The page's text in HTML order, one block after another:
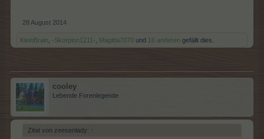
28 August 2014
KleinBrain -Skorpion1211- Magitta7070 und 16 anderen gefällt dies.
cooley
Lebende Forenlegende
Zitat von zeesenlady: ↑